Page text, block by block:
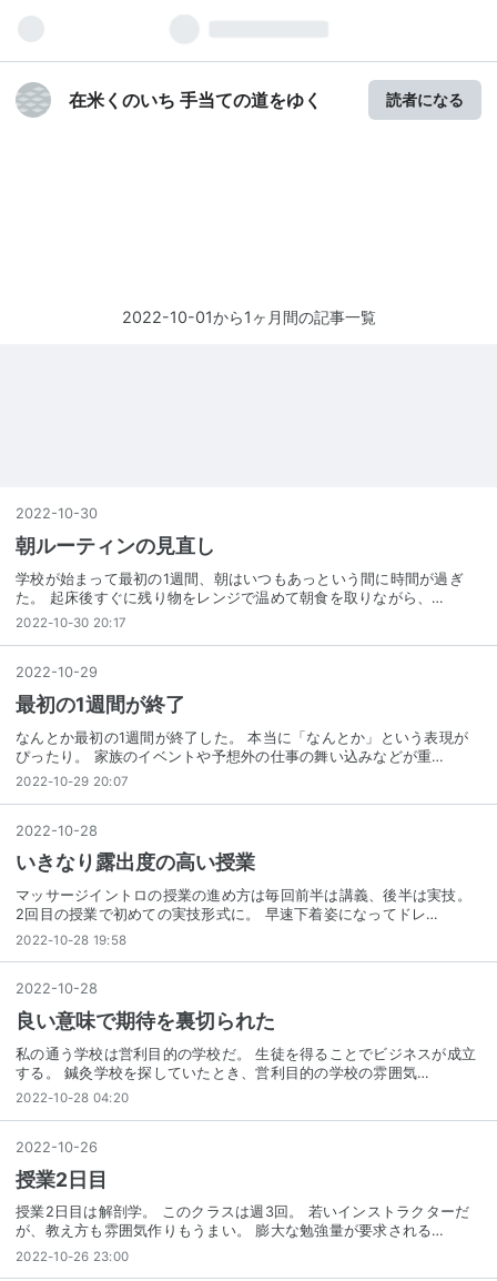
在米くのいち 手当ての道をゆく 読者になる
2022-10-01から1ヶ月間の記事一覧
2022-10-30
朝ルーティンの見直し
学校が始まって最初の1週間、朝はいつもあっという間に時間が過ぎ
た。 起床後すぐに残り物をレンジで温めて朝食を取りながら、…
2022-10-30 20:17
2022-10-29
最初の1週間が終了
なんとか最初の1週間が終了した。 本当に「なんとか」という表現が
ぴったり。 家族のイベントや予想外の仕事の舞い込みなどが重…
2022-10-29 20:07
2022-10-28
いきなり露出度の高い授業
マッサージイントロの授業の進め方は毎回前半は講義、後半は実技。
2回目の授業で初めての実技形式に。 早速下着姿になってドレ…
2022-10-28 19:58
2022-10-28
良い意味で期待を裏切られた
私の通う学校は営利目的の学校だ。 生徒を得ることでビジネスが成立
する。 鍼灸学校を探していたとき、営利目的の学校の雰囲気…
2022-10-28 04:20
2022-10-26
授業2日目
授業2日目は解剖学。 このクラスは週3回。 若いインストラクターだ
が、教え方も雰囲気作りもうまい。 膨大な勉強量が要求される…
2022-10-26 23:00